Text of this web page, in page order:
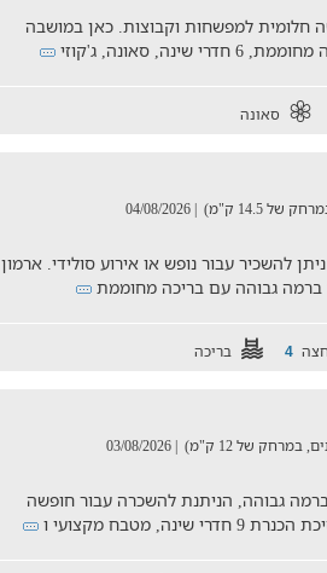
חלומית למפשחות וקבוצות. כאן במושבה
סאונה, ג'קוזי
סאונה
14.5 ק"מ) | 04/08/2026
להשכיר עבור נופש או אירוע סולידי. ארמון
ברמה גבוהה עם בריכה מחוממת
4 בריכה
של 12 ק"מ) | 03/08/2026
ברמה גבוהה, הניתנת להשכרה עבור חופשה
מטבח מקצועי ו